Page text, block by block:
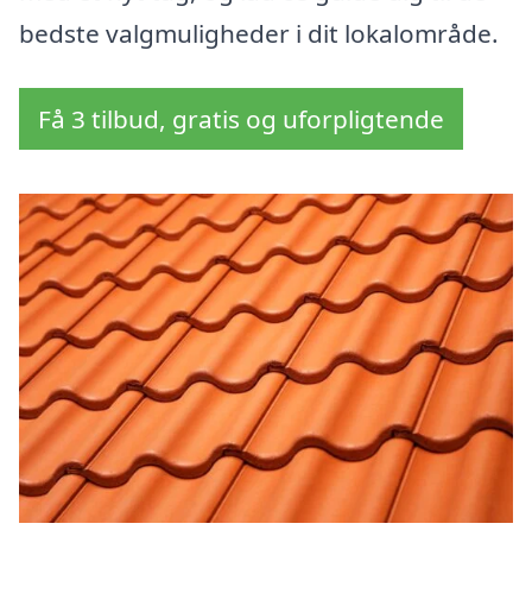
bedste valgmuligheder i dit lokalområde.
Få 3 tilbud, gratis og uforpligtende